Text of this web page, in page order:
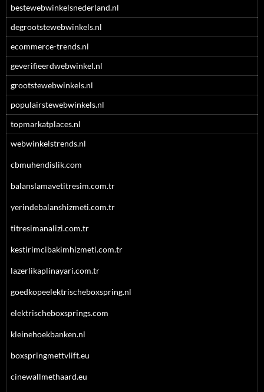
bestewebwinkelsnederland.nl
degrootstewebwinkels.nl
ecommerce-trends.nl
geverifieerdwebwinkel.nl
grootstewebwinkels.nl
populairstewebwinkels.nl
topmarkatplaces.nl
webwinkelstrends.nl
cbmuhendislik.com
balanslamavetitresim.com.tr
yerindebalanshizmeti.com.tr
titresimanalizi.com.tr
kestirimcibakimhizmeti.com.tr
lazerlikaplinayari.com.tr
goedkopeelektrischeboxspring.nl
elektrischeboxsprings.com
kleinehoekbanken.nl
boxspringmettvlift.eu
cinewallmethaard.eu